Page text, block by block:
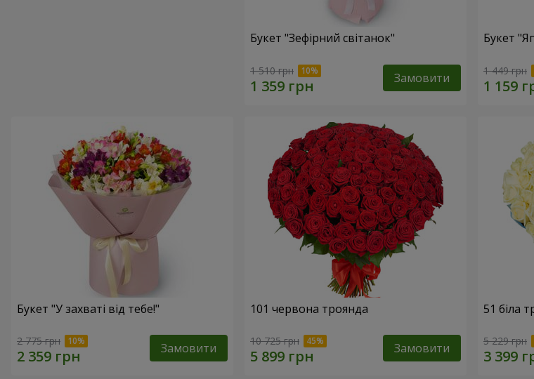
Букет "Зефірний світанок"
1 510 грн Замовити
Букет
1 449 грн
Букет "У захваті від тебе!"
2 775 грн Замовити
101 червона троянда
10 725 грн Замовити
51 біла
5 229 грн